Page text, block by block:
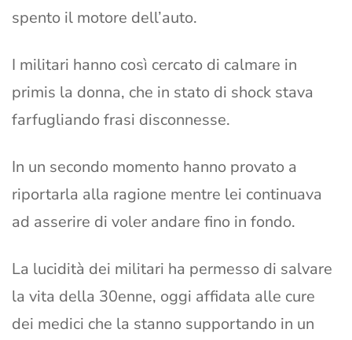
spento il motore dell’auto.
I militari hanno così cercato di calmare in
primis la donna, che in stato di shock stava
farfugliando frasi disconnesse.
In un secondo momento hanno provato a
riportarla alla ragione mentre lei continuava
ad asserire di voler andare fino in fondo.
La lucidità dei militari ha permesso di salvare
la vita della 30enne, oggi affidata alle cure
dei medici che la stanno supportando in un